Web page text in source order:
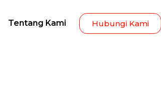
Tentang Kami Hubungi Kami